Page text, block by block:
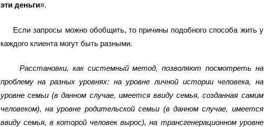
эти деньги».
Если запросы можно обобщить, то причины подобного способа жить у
каждого клиента могут быть разными.
Расстановки, как системный метод, позволяют посмотреть на
проблему на разных уровнях: на уровне личной истории человека, на
уровне семьи (в данном случае, имеется ввиду семья, созданная самим
человеком), на уровне родительской семьи (в данном случае, имеется
ввиду семья, в которой человек вырос), на трансгенерационном уровне